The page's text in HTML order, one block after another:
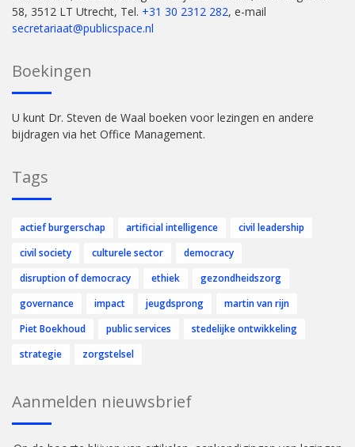
58, 3512 LT Utrecht, Tel. +31 30 2312 282, e-mail
secretariaat@publicspace.nl
Boekingen
U kunt Dr. Steven de Waal boeken voor lezingen en andere
bijdragen via het Office Management.
Tags
actief burgerschap artificial intelligence
civil leadership
civil society
culturele sector
democracy
disruption of democracy
ethiek
gezondheidszorg
governance
impact jeugdsprong
martin van rijn
Piet Boekhoud
public services
stedelijke ontwikkeling
strategie
zorgstelsel
Aanmelden nieuwsbrief